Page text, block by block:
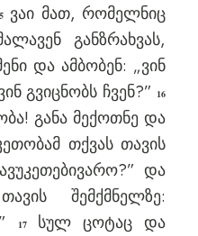
ვაი მათ, რომელნიც
განზრახვას,
და ამბობენ: „ვინ
გვიცნობს ჩვენ?” 16
განა მექოთნე და
თქვას თავის
და
შემქმნელზე:
17სულ ცოტაც და